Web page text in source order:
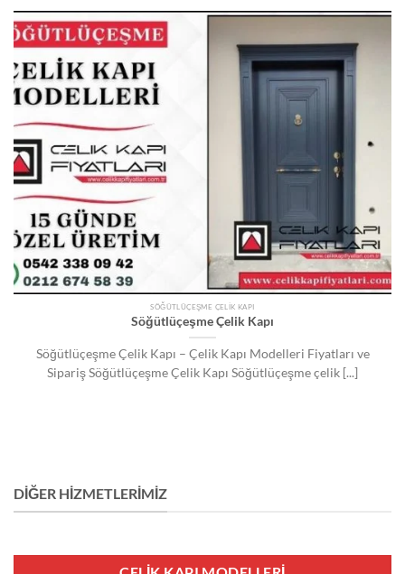
SÖĞÜTLÜÇEŞME ÇELIK KAPI
Söğütlüçeşme Çelik Kapı
Söğütlüçeşme Çelik Kapı – Çelik Kapı Modelleri Fiyatları ve
Sipariş Söğütlüçeşme Çelik Kapı Söğütlüçeşme çelik [...]
DIĞER HIZMETLERIMIZ